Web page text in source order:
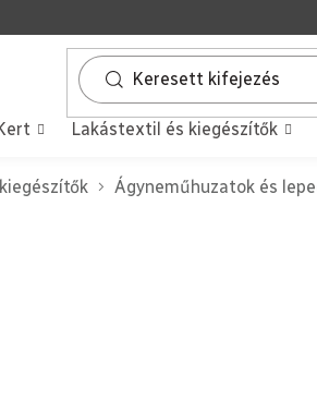
Lakástextil és kiegészítők
Ágyneműhuzatok és